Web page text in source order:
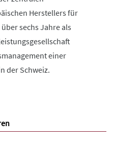
Herstellers für
sechs Jahre als
einer
der Schweiz.